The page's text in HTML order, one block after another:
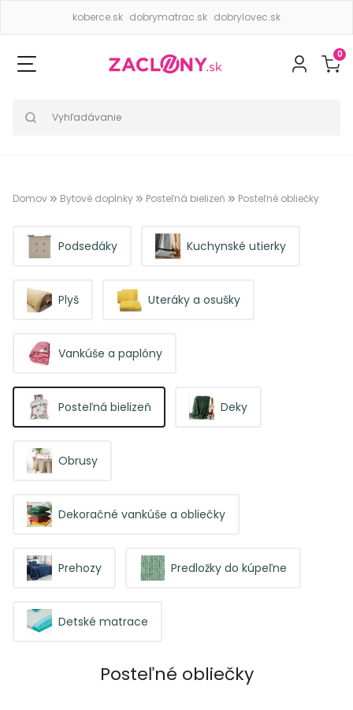
koberce.sk dobrymatrac.sk dobrylovec.sk
0
Domov Bytové doplnky Posteľná bielizeň Posteľné obliečky
Podsedáky Kuchynské utierky
Plyš Uteráky a osušky
Vankúše a paplóny
Posteľná bielizeň Deky
Obrusy
Dekoračné vankúše a obliečky
Prehozy Predložky do kúpeľne
Detské matrace
Posteľné obliečky